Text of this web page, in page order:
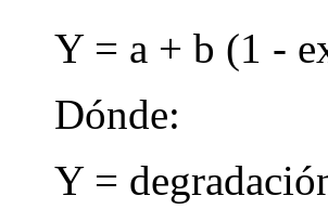
Y = a + b (1 -
Dónde:
Y =